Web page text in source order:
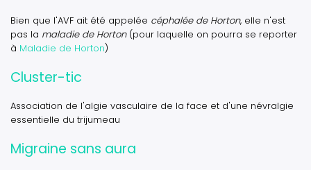
Bien que l'AVF ait été appelée céphalée de Horton, elle n'est
pas la maladie de Horton(pour laquelle on pourra se reporter
à Maladie de Horton)
Cluster-tic
Association de l'algie vasculaire de la face et d'une névralgie
essentielle du trijumeau
Migraine sans aura